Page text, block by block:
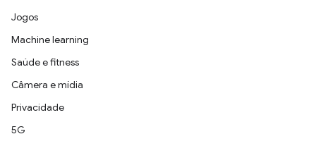
Jogos
Machine learning
Saúde e fitness
Câmera e mídia
Privacidade
5G